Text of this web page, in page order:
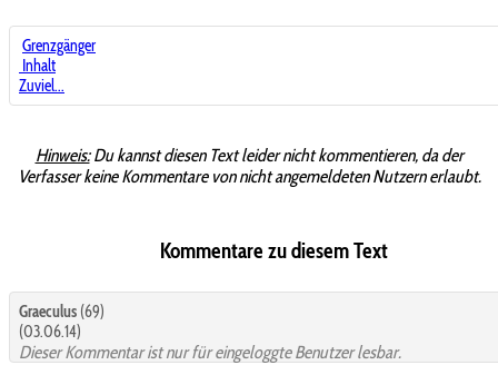
Grenzgänger
Inhalt
Zuviel...
Hinweis:Du kannst diesen Text leider nicht kommentieren, da der
Verfasser keine Kommentare von nicht angemeldeten Nutzern erlaubt.
Kommentare zu diesem Text
Graeculus (69)
(03.06.14)
Dieser Kommentar ist nur für eingeloggte Benutzer lesbar.